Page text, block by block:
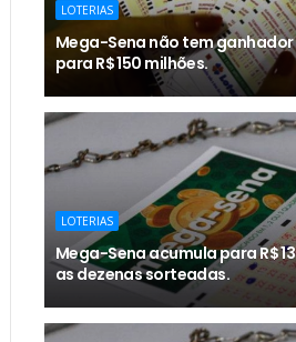
LOTERIAS
Mega-Sena não tem
para R$ 150 milhões.
LOTERIAS
Mega-Sena acumula para R$
as dezenas sorteadas.